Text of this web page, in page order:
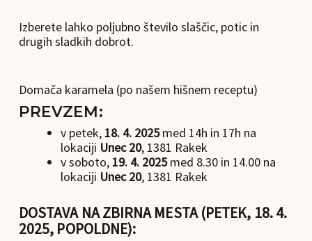
Izberete lahko poljubno število slaščic, potic in
drugih sladkih dobrot.
Domača karamela (po našem hišnem receptu)
PREVZEM:
v petek, 18. 4. 2025med 14h in 17h na
lokaciji Unec 20, 1381 Rakek
v soboto, 19. 4. 2025med 8.30 in 14.00 na
lokaciji Unec 20, 1381 Rakek
DOSTAVA NA ZBIRNA MESTA (PETEK, 18. 4.
2025, POPOLDNE):